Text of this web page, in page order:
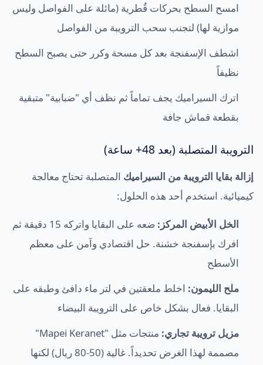
امسح السطح بحركات قُطرية (مائلة على الفواصل وليس
موازية لها) لتجنب سحب الترويبة من الفواصل
اشطف الإسفنجة بعد كل مسحة وكرر حتى يصبح السطح
نظيفاً
اترك السيراميك يجف تماماً ثم نظف أي "ضبابية" متبقية
بقطعة قماش جافة
الترويبة المتصلبة (بعد 48+ ساعة)
إزالة بقايا الترويبة من السيراميك المتصلبة تحتاج معالجة
كيميائية. استخدم أحد هذه الحلول:
الخل الأبيض المركز:
ضعه على البقايا واتركه 15 دقيقة ثم
افرك بإسفنجة خشنة. حل اقتصادي وآمن على معظم
الأسطح
ملح الليمون: اخلط ملعقتين في لتر ماء دافئ وطبقه على
البقايا. فعال بشكل خاص على الترويبة البيضاء
مزيل ترويبة تجاري:
منتجات مثل "Mapei Keranet"
مصممة لهذا الغرض تحديداً. غالية (50-80 ريال) لكنها